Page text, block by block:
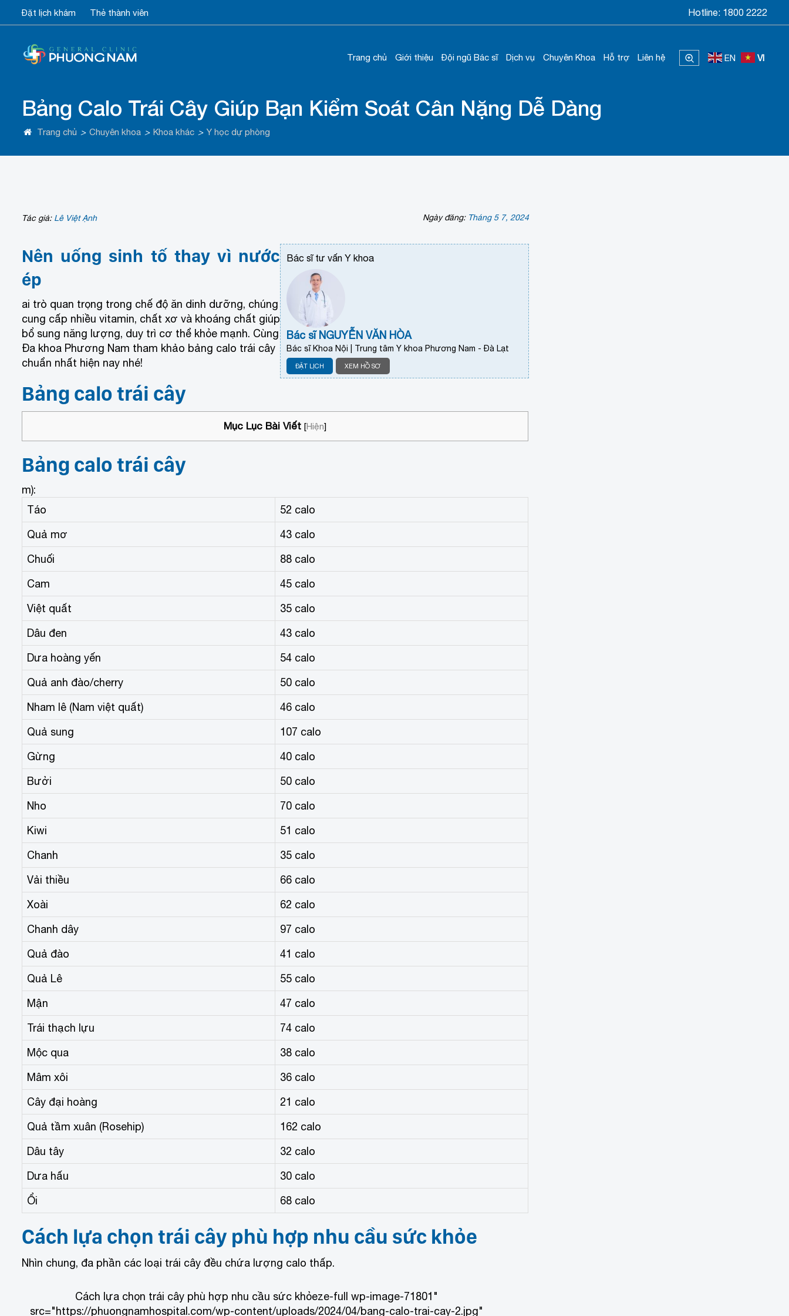
Đặt lịch khám Thẻ thành viên Hotline: 1800 2222
Trang chủ Giới thiệu Đội ngũ Bác sĩ Dịch vụ Chuyên Khoa Hỗ trợ Liên hệ EN VI
Bảng Calo Trái Cây Giúp Bạn Kiểm Soát Cân Nặng Dễ Dàng
Trang chủ > Chuyên khoa > Khoa khác > Y học dự phòng
Tác giả: Lê Việt Ạnh Ngày đăng: Tháng 5 7, 2024
Bác sĩ tư vấn Y khoa
Bác sĩ NGUYỄN VĂN HÒA
Bác sĩ Khoa Nội | Trung tâm Y khoa Phương Nam - Đà Lạt
ĐẶT LỊCH XEM HỒ SƠ
Nên uống sinh tố thay vì nước
ép
ai trò quan trọng trong chế độ ăn dinh dưỡng, chúng
cung cấp nhiều vitamin, chất xơ và khoáng chất giúp
bổ sung năng lượng, duy trì cơ thể khỏe mạnh. Cùng
Đa khoa Phương Nam tham khảo bảng calo trái cây
chuẩn nhất hiện nay nhé!
Bảng calo trái cây
Mục Lục Bài Viết [Hiện]
Bảng calo trái cây
m):
Táo
52 calo
Quả mơ
43 calo
Chuối
88 calo
Cam
45 calo
Việt quất
35 calo
Dâu đen
43 calo
Dưa hoàng yến
54 calo
Quả anh đào/cherry
50 calo
Nham lê (Nam việt quất)
46 calo
Quả sung
107 calo
Gừng
40 calo
Bưởi
50 calo
Nho
70 calo
Kiwi
51 calo
Chanh
35 calo
Vải thiều
66 calo
Xoài
62 calo
Chanh dây
97 calo
Quả đào
41 calo
Quả Lê
55 calo
Mận
47 calo
Trái thạch lựu
74 calo
Mộc qua
38 calo
Mâm xôi
36 calo
Cây đại hoàng
21 calo
Quả tầm xuân (Rosehip)
162 calo
Dâu tây
32 calo
Dưa hấu
30 calo
Ổi
68 calo
Cách lựa chọn trái cây phù hợp nhu cầu sức khỏe
Nhìn chung, đa phần các loại trái cây đều chứa lượng calo thấp.
Cách lựa chọn trái cây phù hợp nhu cầu sức khỏeze-full wp-image-71801"
src="https://phuongnamhospital.com/wp-content/uploads/2024/04/bang-calo-trai-cay-2.jpg"